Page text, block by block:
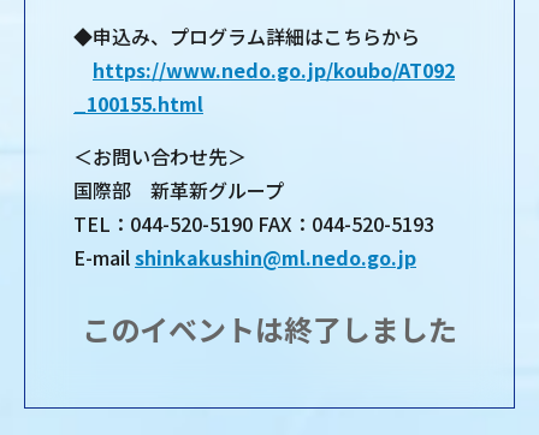
◆申込み、プログラム詳細はこちらから
https://www.nedo.go.jp/koubo/AT092
_100155.html
＜お問い合わせ先＞
国際部 新革新グループ
TEL：044-520-5190 FAX：044-520-5193
E-mailshinkakushin@ml.nedo.go.jp
このイベントは終了しました